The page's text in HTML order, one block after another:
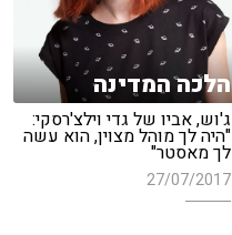
הלכה המדינה
ג'וש, אביו של גדי וילצ'רסקי:
"היה לך מוהל מצוין, הוא עשה
לך מאסטר"
27/07/2017